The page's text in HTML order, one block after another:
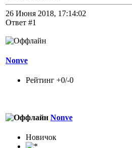
26 Июня 2018, 17:14:02
Ответ #1
Nonve
Рейтинг +0/-0
Nonve
Новичок